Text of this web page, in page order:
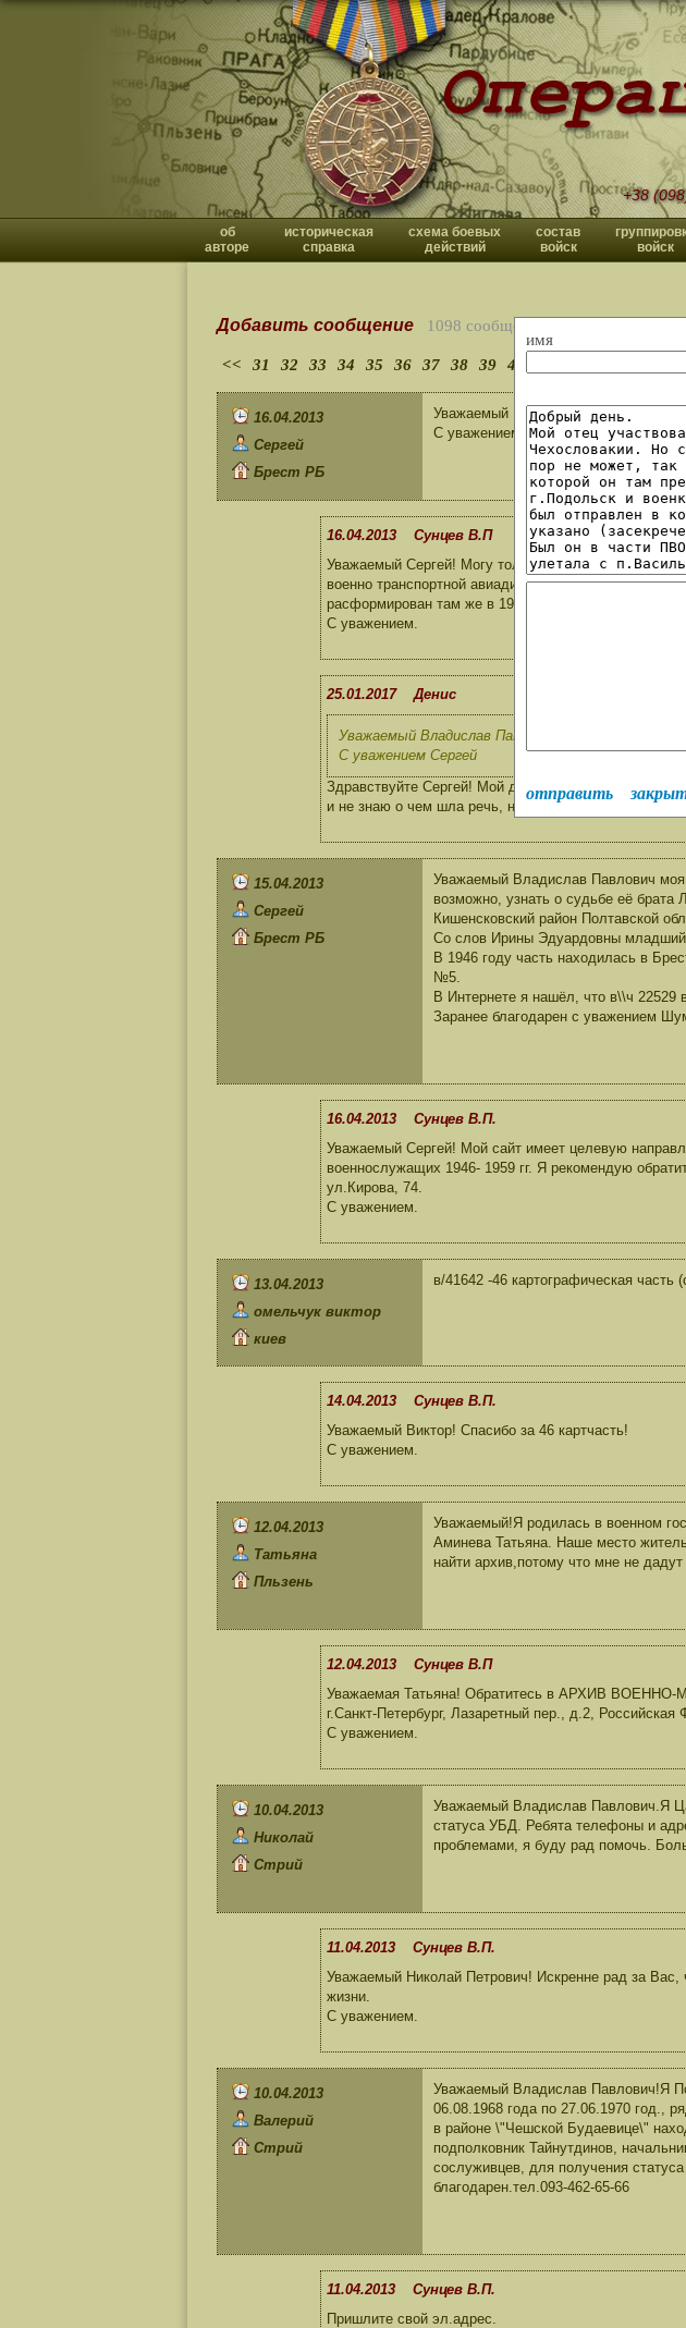
+38
об
авторе
историческая
справка
схема боевых
действий
состав
войск
войск
имя
отправить
Добавить сообщение 1098 сообщений
<< 31 32 33 34 35 36 37 38 39 40
16.04.2013
Сергей
Брест РБ
Уважаемый Владислав Павлович,
С уважением Сергей
16.04.2013 Сунцев В.П
Уважаемый Сергей! Могу только добавить к
военно транспортной авиадивизии, дивизия и полк
расформирован там же в 1974г.
С уважением.
25.01.2017 Денис
Уважаемый Владислав Павлович, спасибо что не
С уважением Сергей
Здравствуйте Сергей! Мой дед Набок Николай
и не знаю о чем шла речь, но могу поделится любой
15.04.2013
Сергей
Брест РБ
Уважаемый Владислав Павлович моя
возможно, узнать о судьбе её
Кишенсковский район Полтавской
Со слов Ирины Эдуардовны младший
В 1946 году часть находилась в
№5.
В Интернете я нашёл, что в\\ч 22529
Заранее благодарен с уважением
16.04.2013 Сунцев В.П.
Уважаемый Сергей! Мой сайт имеет целевую
военнослужащих 1946- 1959 гг. Я рекомендую
ул.Кирова, 74.
С уважением.
13.04.2013
омельчук виктор
киев
в/41642 -46 картографическая часть
14.04.2013 Сунцев В.П.
Уважаемый Виктор! Спасибо за 46 картчасть!
С уважением.
12.04.2013
Татьяна
Пльзень
Уважаемый!Я родилась в военном
Аминева Татьяна. Наше место
найти архив,потому что мне не
12.04.2013 Сунцев В.П
Уважаемая Татьяна! Обратитесь в АРХИВ
г.Санкт-Петербург, Лазаретный пер., д.2, Российская
С уважением.
10.04.2013
Николай
Стрий
Уважаемый Владислав Павлович.Я
статуса УБД. Ребята телефоны и
проблемами, я буду рад помочь.
11.04.2013 Сунцев В.П.
Уважаемый Николай Петрович! Искренне рад за
жизни.
С уважением.
10.04.2013
Валерий
Стрий
Уважаемый Владислав Павлович!Я
06.08.1968 года по 27.06.1970 год.,
в районе \"Чешской Будаевице\"
подполковник Тайнутдинов,
сослуживцев, для получения
благодарен.тел.093-462-65-66
11.04.2013 Сунцев В.П.
Пришлите свой эл.адрес.